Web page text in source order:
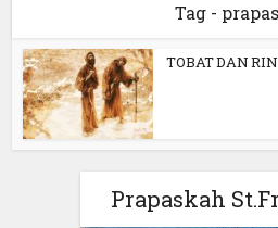
Tag -
TOBAT DAN
Prapaskah